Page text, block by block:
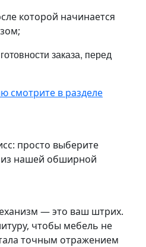
которой начинается
заказа, перед
смотрите в разделе
просто выберите
из нашей обширной
— это ваш штрих.
чтобы мебель не
точным отражением